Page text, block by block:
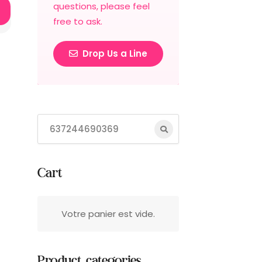
questions, please feel
free to ask.
Drop Us a Line
Cart
Votre panier est vide.